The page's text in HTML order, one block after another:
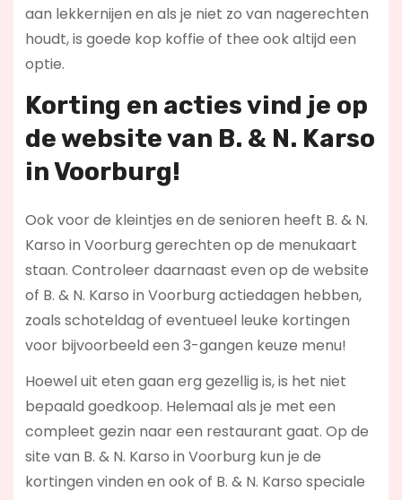
aan lekkernijen en als je niet zo van nagerechten
houdt, is goede kop koffie of thee ook altijd een
optie.
Korting en acties vind je op
de website van B. & N. Karso
in Voorburg!
Ook voor de kleintjes en de senioren heeft B. & N.
Karso in Voorburg gerechten op de menukaart
staan. Controleer daarnaast even op de website
of B. & N. Karso in Voorburg actiedagen hebben,
zoals schoteldag of eventueel leuke kortingen
voor bijvoorbeeld een 3-gangen keuze menu!
Hoewel uit eten gaan erg gezellig is, is het niet
bepaald goedkoop. Helemaal als je met een
compleet gezin naar een restaurant gaat. Op de
site van B. & N. Karso in Voorburg kun je de
kortingen vinden en ook of B. & N. Karso speciale